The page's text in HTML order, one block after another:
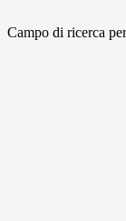
Campo di ricerca